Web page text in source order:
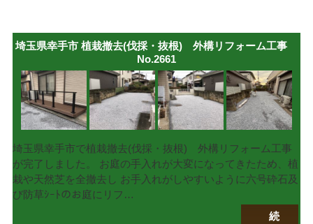
埼玉県幸手市 植栽撤去(伐採・抜根) 外構リフォーム工事
No.2661
埼玉県幸手市で植栽撤去(伐採・抜根) 外構リフォーム工事
が完了しました。 お庭の手入れが大変になってきたため、植
栽や天然芝を全撤去し お手入れがしやすいように六号砕石及
び防草ｼｰﾄのお庭にリフ…
続